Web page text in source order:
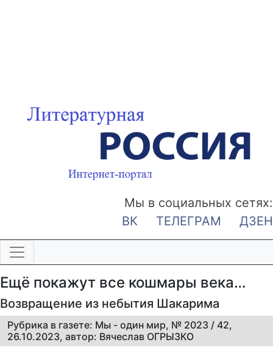
Мы в социальных сетях:
ВК
ТЕЛЕГРАМ ДЗЕН
Ещё покажут все кошмары века…
Возвращение из небытия Шакарима
Рубрика в газете: Мы - один мир, № 2023 / 42,
26.10.2023, автор: Вячеслав ОГРЫЗКО